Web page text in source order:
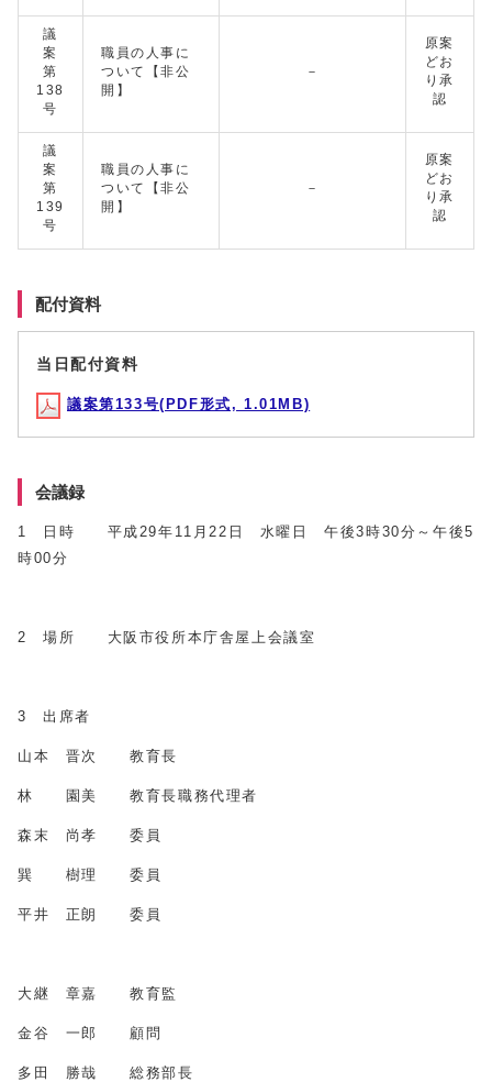
議
案
第
138
号
職員の人事に
ついて【非公
開】
－
原案
どお
り承
認
議
案
第
139
号
職員の人事に
ついて【非公
開】
－
原案
どお
り承
認
配付資料
当日配付資料
議案第133号(PDF形式, 1.01MB)
会議録
1 日時 平成29年11月22日 水曜日 午後3時30分～午後5
時00分
2 場所 大阪市役所本庁舎屋上会議室
3 出席者
山本 晋次 教育長
林 園美 教育長職務代理者
森末 尚孝 委員
巽 樹理 委員
平井 正朗 委員
大継 章嘉 教育監
金谷 一郎 顧問
多田 勝哉 総務部長